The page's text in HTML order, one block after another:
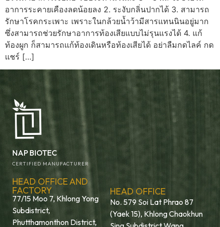
อาการระคายเคืองลดน้อยลง 2. ระงับกลิ่นปากได้ 3. สามารถ
รักษาโรคกระเพาะ เพราะในกล้วยน้ำว้ามีสารแทนนินอยู่มาก
ซึ่งสามารถช่วยรักษาอาการท้องเสียแบบไม่รุนแรงได้ 4. แก้
ท้องผูก ก็สามารถแก้ท้องเดินหรือท้องเสียได้ อย่าลืมกดไลค์ กด
แชร์ […]
NAP BIOTEC
CERTIFIED MANUFACTURER
HEAD OFFICE AND
FACTORY
77/15 Moo 7, Khlong Yong
Subdistrict,
Phutthamonthon District,
HEAD OFFICE
No. 579 Soi Lat Phrao 87
(Yaek 15), Khlong Chaokhun